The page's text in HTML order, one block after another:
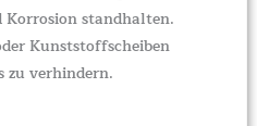
standhalten.
Kunststoffscheiben
zu verhindern.